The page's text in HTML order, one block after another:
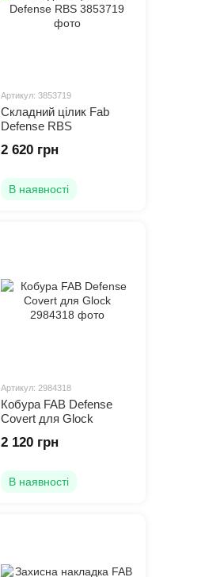
Артикул: 3853719
Складний цілик Fab
Defense RBS
2 620 грн
В наявності
Артикул: 2984318
Кобура FAB Defense
Covert для Glock
2 120 грн
В наявності